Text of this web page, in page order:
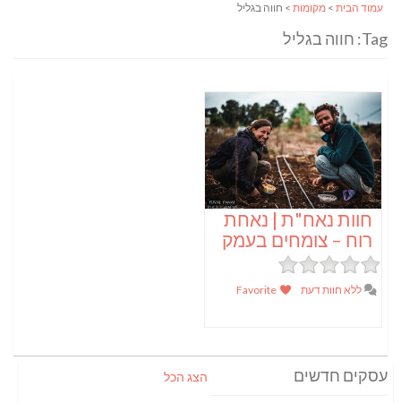
עמוד הבית > מקומות > חווה בגליל
Tag: חווה בגליל
חוות נאח"ת | נאחת
רוח – צומחים בעמק
ללא חוות דעת
עסקים חדשים הצג הכל